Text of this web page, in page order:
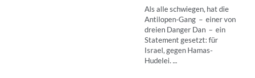
Als alle schwiegen, hat die
Antilopen-Gang – einer von
dreien Danger Dan – ein
Statement gesetzt: für
Israel, gegen Hamas-
Hudelei. ...